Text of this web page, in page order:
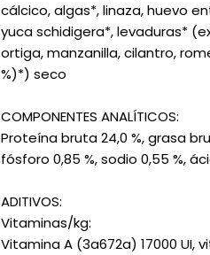
cálcico, algas*, linaza, huevo
yuca schidigera*, levaduras*
ortiga, manzanilla, cilantro,
%)*) seco
COMPONENTES ANALÍTICOS:
Proteína bruta 24,0 %, grasa
fósforo 0,85 %, sodio 0,55 %,
ADITIVOS:
Vitaminas/kg:
Vitamina A (3a672a) 17000 UI,